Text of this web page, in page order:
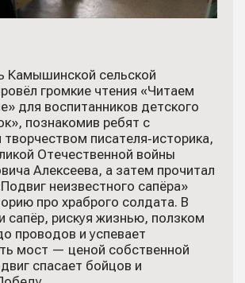
Камышинской сельской
громкие чтения «Читаем
для воспитанников детского
познакомив ребят с
писателя‑историка,
Отечественной войны
Алексеева, а затем прочитал
неизвестного сапёра»
про храброго солдата. В
сапёр, рискуя жизнью, ползком
проводов и успевает
мост — ценой собственной
спасает бойцов и